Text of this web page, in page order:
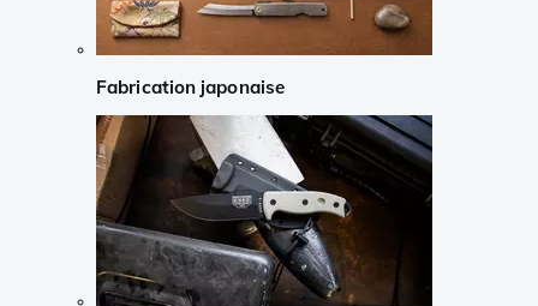
Fabrication japonaise